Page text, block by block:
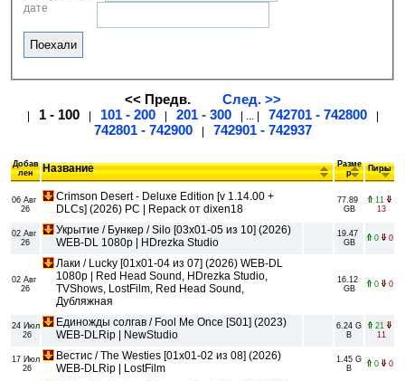
дате
<< Предв. След. >>
| 1 - 100 | 101 - 200 | 201 - 300 | ... | 742701 - 742800 |
742801 - 742900 | 742901 - 742937
Добав
лен
Название
Разме
р
Пиры
06 Авг
26
Crimson Desert - Deluxe Edition [v 1.14.00 +
DLCs] (2026) PC | Repack от dixen18
77.89
GB
11
13
02 Авг
26
Укрытие / Бункер / Silo [03x01-05 из 10] (2026)
WEB-DL 1080p | HDrezka Studio
19.47
GB
0 0
02 Авг
26
Лаки / Lucky [01x01-04 из 07] (2026) WEB-DL
1080p | Red Head Sound, HDrezka Studio,
TVShows, LostFilm, Red Head Sound,
Дубляжная
16.12
GB
0 0
24 Июл
26
Единожды солгав / Fool Me Once [S01] (2023)
WEB-DLRip | NewStudio
6.24 G
B
21
11
17 Июл
26
Вестис / The Westies [01x01-02 из 08] (2026)
WEB-DLRip | LostFilm
1.45 G
B
0 0